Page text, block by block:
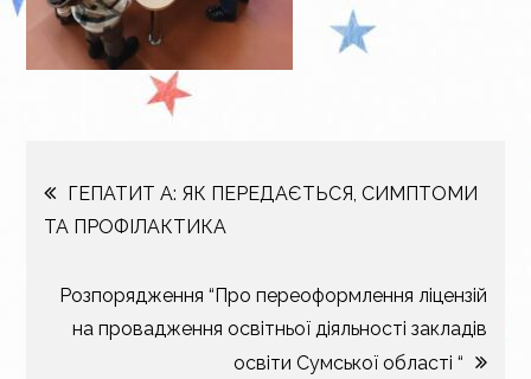
Навігація
записів
ГЕПАТИТ А: ЯК ПЕРЕДАЄТЬСЯ, СИМПТОМИ
ТА ПРОФІЛАКТИКА
Розпорядження “Про переоформлення ліцензій
на провадження освітньої діяльності закладів
освіти Сумської області “